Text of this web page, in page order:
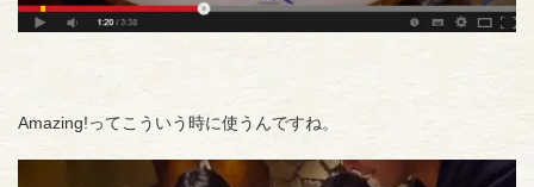
Amazing!ってこういう時に使うんですね。